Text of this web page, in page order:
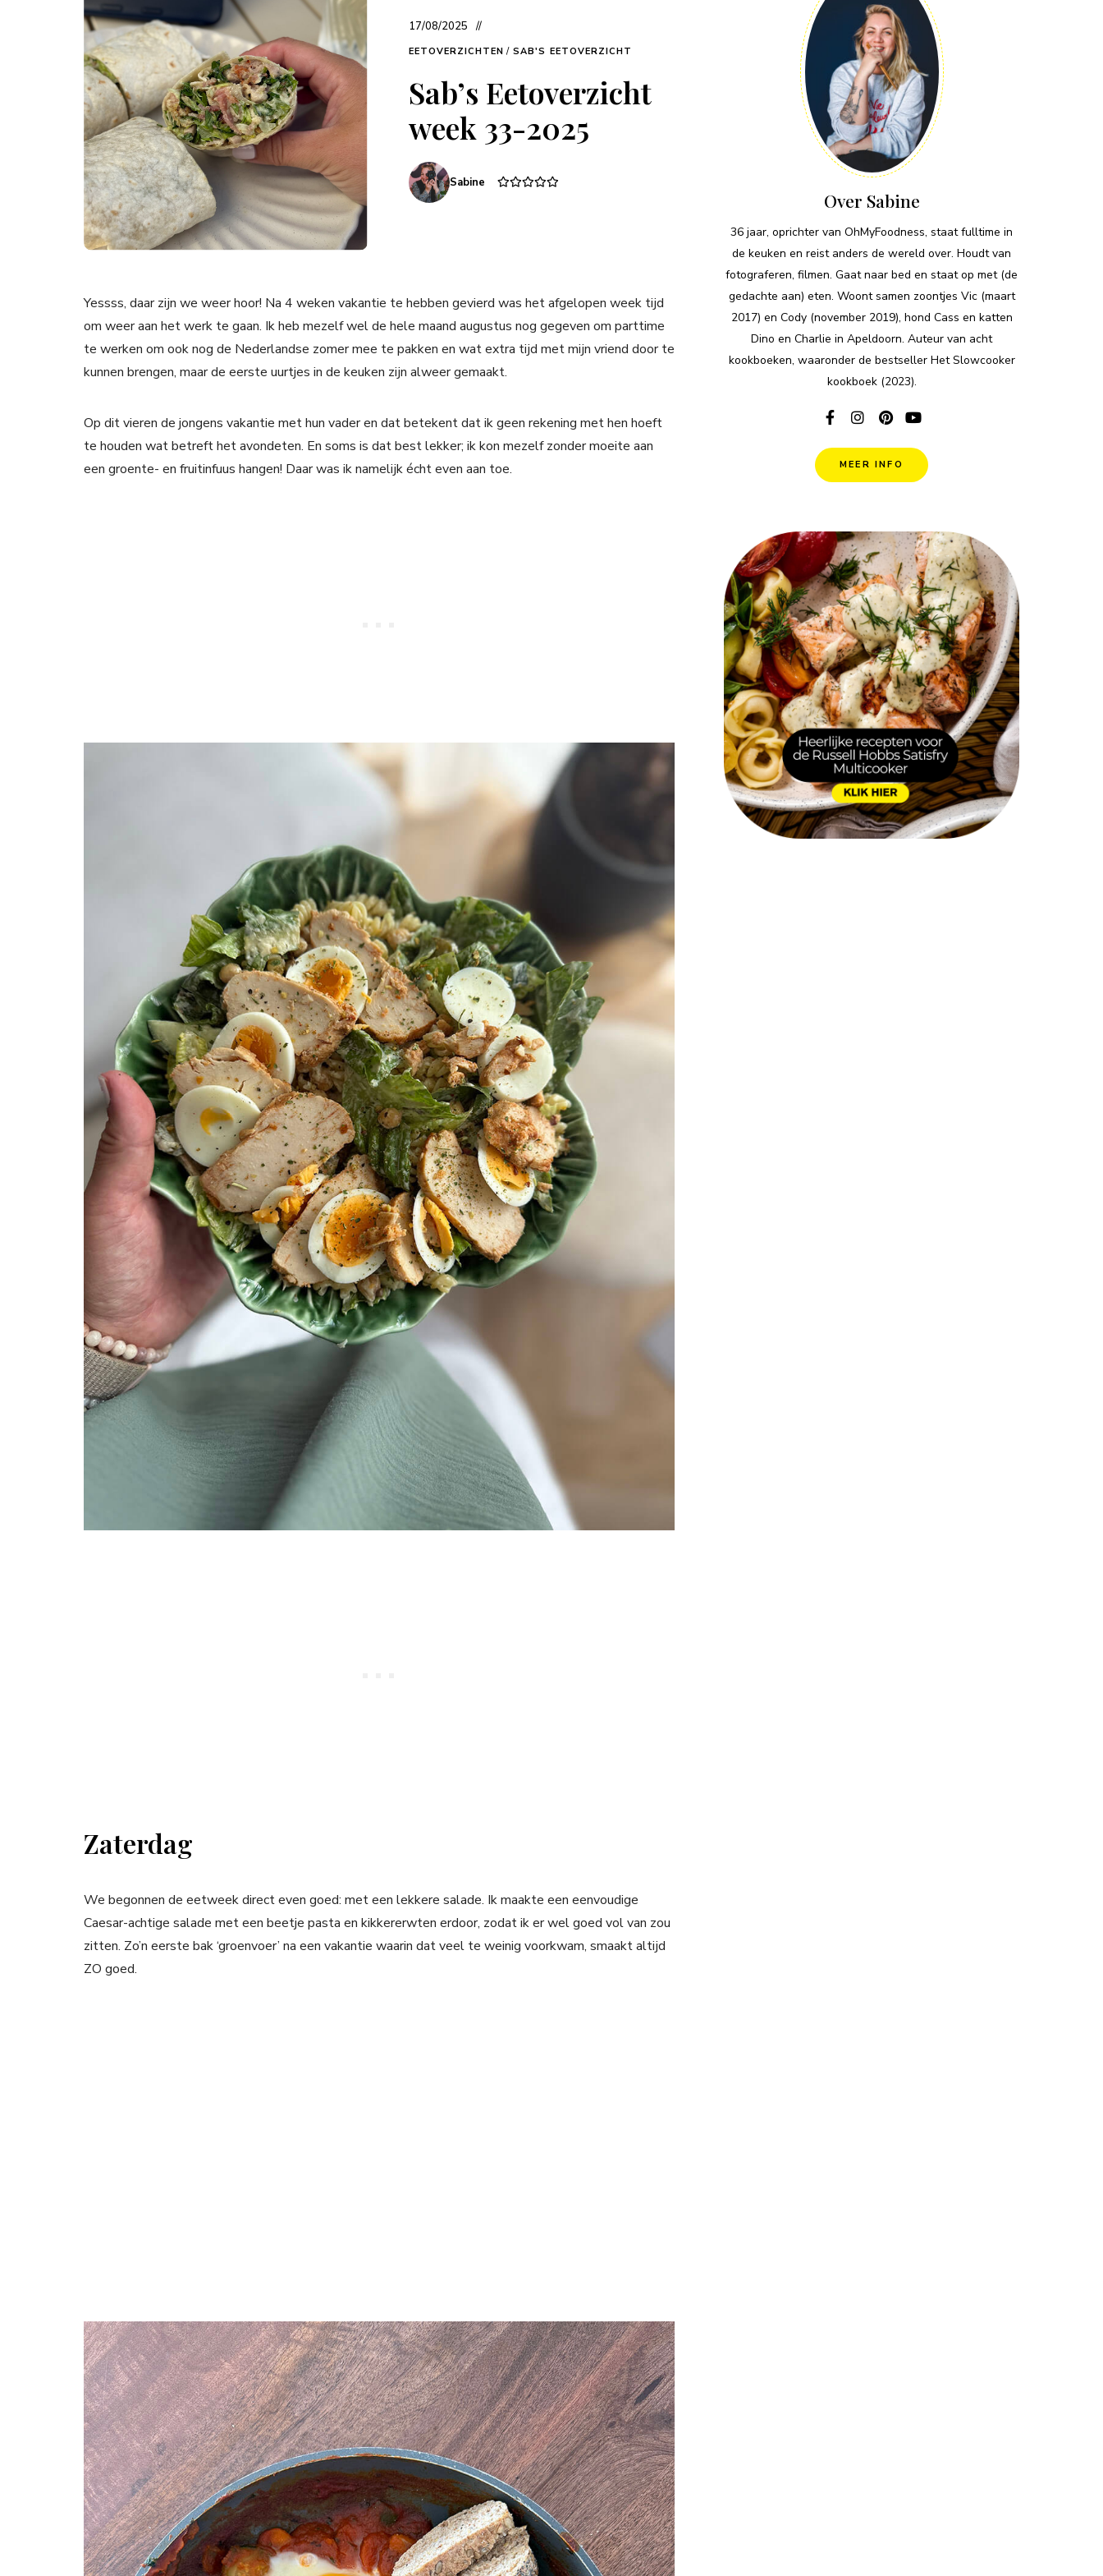
17/08/2025
EETOVERZICHTEN / SAB'S EETOVERZICHT
Sab’s Eetoverzicht
week 33-2025
Sabine
Yessss, daar zijn we weer hoor! Na 4 weken vakantie te hebben gevierd was het afgelopen week tijd
om weer aan het werk te gaan. Ik heb mezelf wel de hele maand augustus nog gegeven om parttime
te werken om ook nog de Nederlandse zomer mee te pakken en wat extra tijd met mijn vriend door te
kunnen brengen, maar de eerste uurtjes in de keuken zijn alweer gemaakt.
Op dit vieren de jongens vakantie met hun vader en dat betekent dat ik geen rekening met hen hoeft
te houden wat betreft het avondeten. En soms is dat best lekker; ik kon mezelf zonder moeite aan
een groente- en fruitinfuus hangen! Daar was ik namelijk écht even aan toe.
Zaterdag
We begonnen de eetweek direct even goed: met een lekkere salade. Ik maakte een eenvoudige
Caesar-achtige salade met een beetje pasta en kikkererwten erdoor, zodat ik er wel goed vol van zou
zitten. Zo’n eerste bak ‘groenvoer’ na een vakantie waarin dat veel te weinig voorkwam, smaakt altijd
ZO goed.
Over Sabine
36 jaar, oprichter van OhMyFoodness, staat fulltime in
de keuken en reist anders de wereld over. Houdt van
fotograferen, filmen. Gaat naar bed en staat op met (de
gedachte aan) eten. Woont samen zoontjes Vic (maart
2017) en Cody (november 2019), hond Cass en katten
Dino en Charlie in Apeldoorn. Auteur van acht
kookboeken, waaronder de bestseller Het Slowcooker
kookboek (2023).
MEER INFO